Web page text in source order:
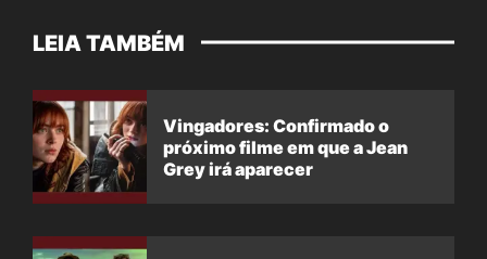
LEIA TAMBÉM
Vingadores: Confirmado o
próximo filme em que a Jean
Grey irá aparecer